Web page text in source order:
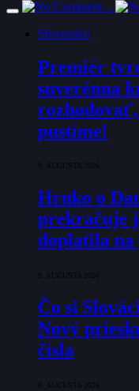
Slovensko
Premiér
suverénna
rozhodovať,
pustíme!
9. AUGUSTA 2026
Hrnko o
prekračuje
doplatila
9. AUGUSTA 2026
Čo si
Nový
čísla
8. AUGUSTA 2026